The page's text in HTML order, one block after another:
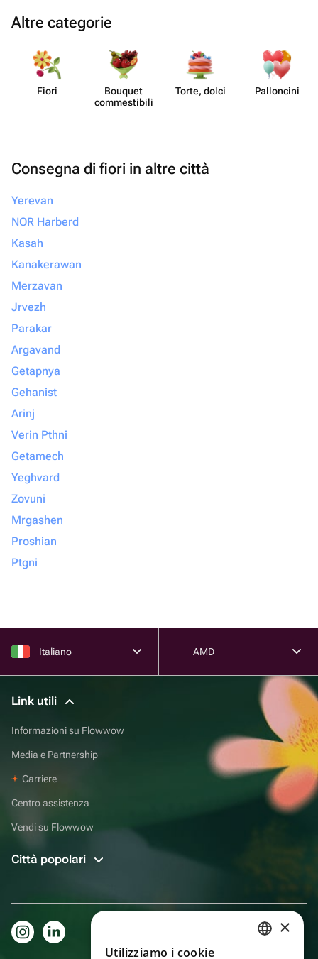
Altre categorie
Fiori
Bouquet
commes​tibili
Torte, dolci Pall​oncini
Consegna di fiori in altre città
Yerevan
NOR Harberd
Kasah
Kanakerawan
Merzavan
Jrvezh
Parakar
Argavand
Getapnya
Gehanist
Arinj
Verin Pthni
Getamech
Yeghvard
Zovuni
Mrgashen
Proshian
Ptgni
Italiano AMD
Link utili
Informazioni su Flowwow
Media e Partnership
Carriere
Centro assistenza
Vendi su Flowwow
Città popolari
×
Utilizziamo i cookie